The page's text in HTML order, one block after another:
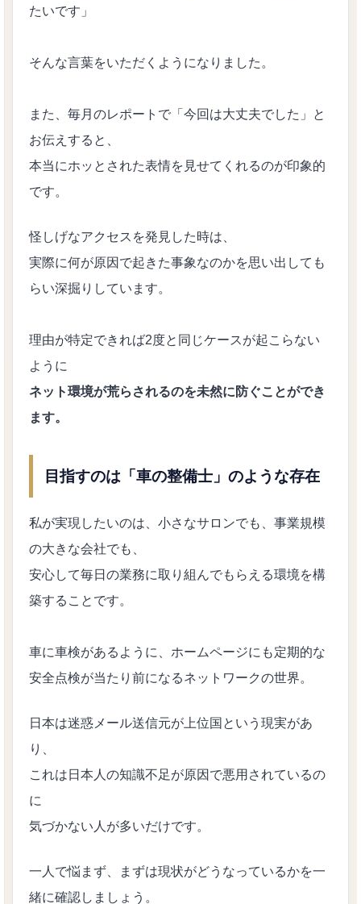
たいです」
そんな言葉をいただくようになりました。
また、毎月のレポートで「今回は大丈夫でした」と
お伝えすると、
本当にホッとされた表情を見せてくれるのが印象的
です。
怪しげなアクセスを発見した時は、
実際に何が原因で起きた事象なのかを思い出しても
らい深掘りしています。
理由が特定できれば2度と同じケースが起こらない
ように
ネット環境が荒らされるのを未然に防ぐことができ
ます。
目指すのは「車の整備士」のような存在
私が実現したいのは、小さなサロンでも、事業規模
の大きな会社でも、
安心して毎日の業務に取り組んでもらえる環境を構
築することです。
車に車検があるように、ホームページにも定期的な
安全点検が当たり前になるネットワークの世界。
日本は迷惑メール送信元が上位国という現実があ
り、
これは日本人の知識不足が原因で悪用されているの
に
気づかない人が多いだけです。
一人で悩まず、まずは現状がどうなっているかを一
緒に確認しましょう。